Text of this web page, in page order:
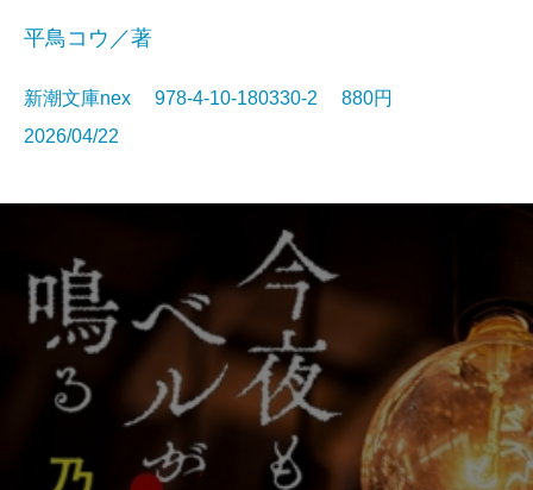
平鳥コウ／著
新潮文庫nex 978-4-10-180330-2 880円
2026/04/22